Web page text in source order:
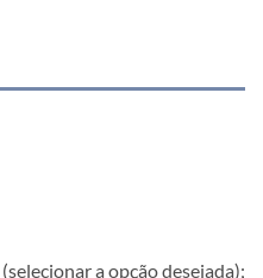
a opção desejada);